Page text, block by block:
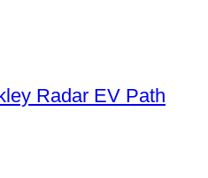
Radar EV Path